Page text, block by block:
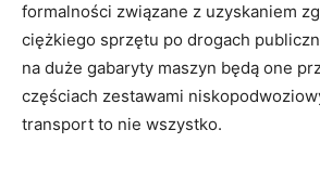
formalności związane z uzyskaniem
ciężkiego sprzętu po drogach
na duże gabaryty maszyn będą one
częściach zestawami
transport to nie wszystko.